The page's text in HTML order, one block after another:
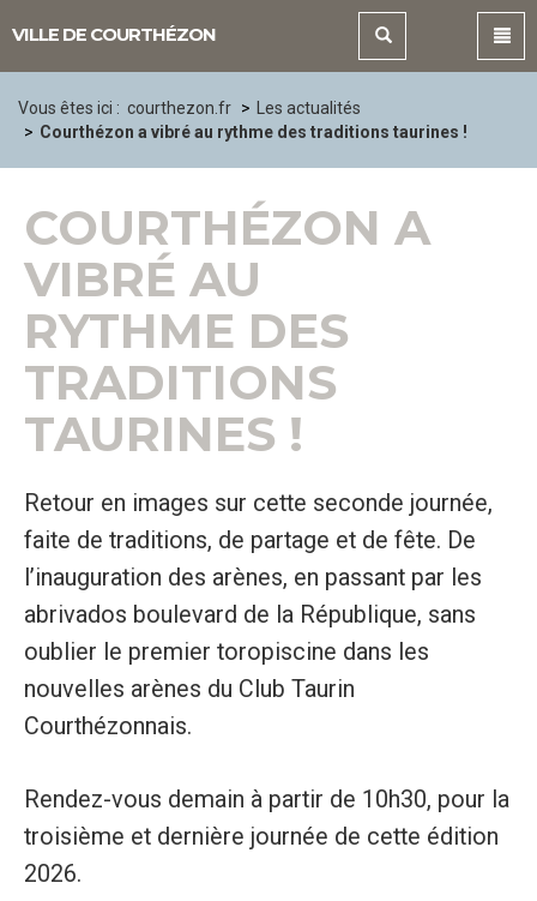
VILLE DE COURTHÉZON
Vous êtes ici : courthezon.fr
Les actualités
Courthézon a vibré au rythme des traditions taurines !
COURTHÉZON A
VIBRÉ AU
RYTHME DES
TRADITIONS
TAURINES !
Retour en images sur cette seconde journée,
faite de traditions, de partage et de fête. De
l’inauguration des arènes, en passant par les
abrivados boulevard de la République, sans
oublier le premier toropiscine dans les
nouvelles arènes du Club Taurin
Courthézonnais.
Rendez-vous demain à partir de 10h30, pour la
troisième et dernière journée de cette édition
2026.